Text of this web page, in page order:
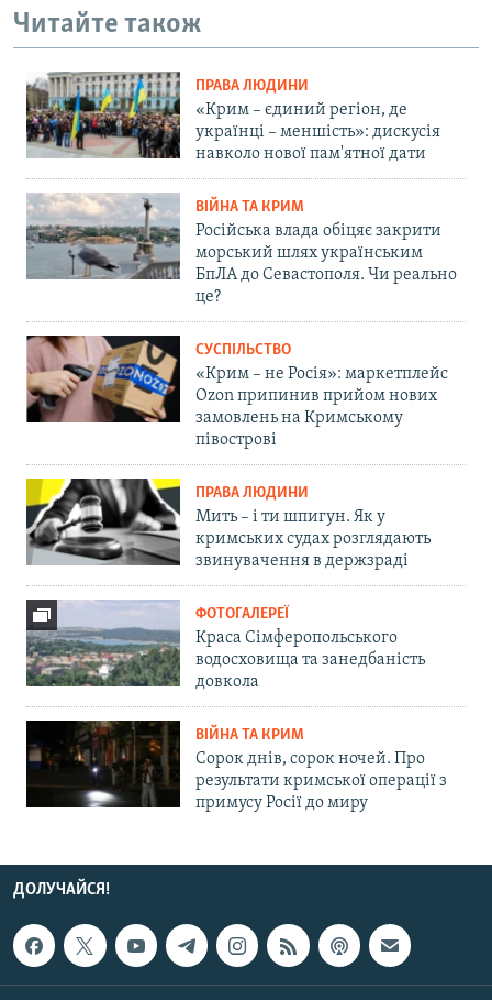
Читайте також
ПРАВА ЛЮДИНИ
«Крим – єдиний регіон, де
українці – меншість»: дискусія
навколо нової пам'ятної дати
ВІЙНА ТА КРИМ
Російська влада обіцяє закрити
морський шлях українським
БпЛА до Севастополя. Чи реально
це?
СУСПІЛЬСТВО
«Крим – не Росія»: маркетплейс
Ozon припинив прийом нових
замовлень на Кримському
півострові
ПРАВА ЛЮДИНИ
Мить – і ти шпигун. Як у
кримських судах розглядають
звинувачення в держзраді
ФОТОГАЛЕРЕЇ
Краса Сімферопольського
водосховища та занедбаність
довкола
ВІЙНА ТА КРИМ
Сорок днів, сорок ночей. Про
результати кримської операції з
примусу Росії до миру
ДОЛУЧАЙСЯ!